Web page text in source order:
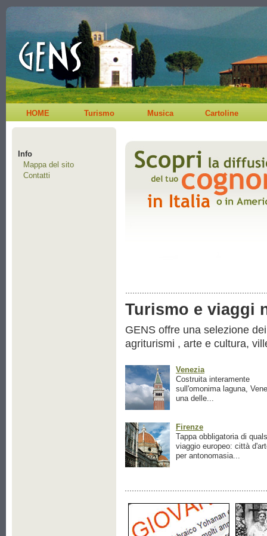
HOME Turismo Musica Cartoline
Info
Mappa del sito
Contatti
Turismo e viaggi
GENS offre una selezione
agriturismi , arte e cultura,
Venezia
Costruita interamente
sull'omonima laguna,
una delle...
Firenze
Tappa obbligatoria di
viaggio europeo: città
per antonomasia...